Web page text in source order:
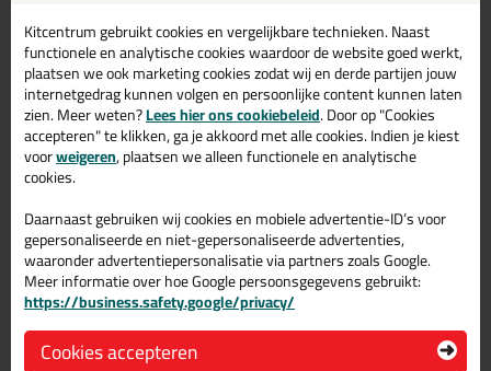
morgen in huis.
Wil je meer weten over de toepassing en kenmerken van dit
product?Lees alles over dit product >
Gerelateerde producten
Kitcentrum gebruikt cookies en vergelijkbare technieken. Naast
functionele en analytische cookies waardoor de website goed werkt,
plaatsen we ook marketing cookies zodat wij en derde partijen jouw
internetgedrag kunnen volgen en persoonlijke content kunnen laten
zien. Meer weten?Lees hier ons cookiebeleid. Door op "Cookies
accepteren" te klikken, ga je akkoord met alle cookies. Indien je kiest
voorweigeren, plaatsen we alleen functionele en analytische
cookies.
Daarnaast gebruiken wij cookies en mobiele advertentie-ID’s voor
gepersonaliseerde en niet-gepersonaliseerde advertenties,
waaronder advertentiepersonalisatie via partners zoals Google.
Meer informatie over hoe Google persoonsgegevens gebruikt:
https://business.safety.google/privacy/
Cookies accepteren